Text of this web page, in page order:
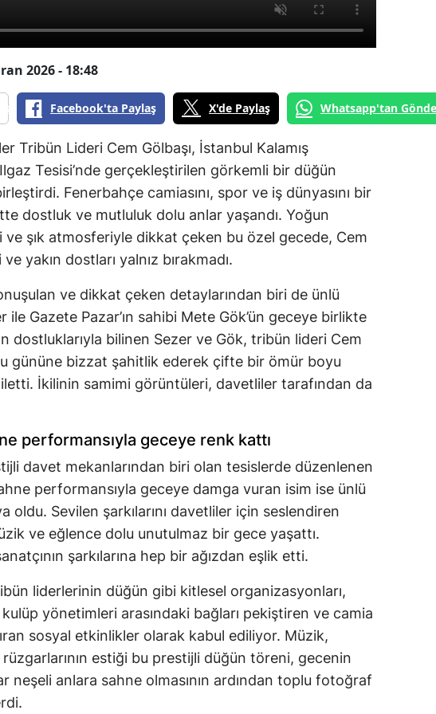
2026 - 18:48
Facebook'ta Paylaş X'de Paylaş Whatsapp'tan
Tribün Lideri Cem Gölbaşı, İstanbul Kalamış
Tesisi’nde gerçekleştirilen görkemli bir düğün
Fenerbahçe camiasını, spor ve iş dünyasını bir
dostluk ve mutluluk dolu anlar yaşandı. Yoğun
ve şık atmosferiyle dikkat çeken bu özel gecede, Cem
yakın dostları yalnız bırakmadı.
ve dikkat çeken detaylarından biri de ünlü
ile Gazete Pazar’ın sahibi Mete Gök’ün geceye birlikte
dostluklarıyla bilinen Sezer ve Gök, tribün lideri Cem
gününe bizzat şahitlik ederek çifte bir ömür boyu
İkilinin samimi görüntüleri, davetliler tarafından da
performansıyla geceye renk kattı
davet mekanlarından biri olan tesislerde düzenlenen
performansıyla geceye damga vuran isim ise ünlü
oldu. Sevilen şarkılarını davetliler için seslendiren
ve eğlence dolu unutulmaz bir gece yaşattı.
şarkılarına hep bir ağızdan eşlik etti.
liderlerinin düğün gibi kitlesel organizasyonları,
yönetimleri arasındaki bağları pekiştiren ve camia
sosyal etkinlikler olarak kabul ediliyor. Müzik,
estiği bu prestijli düğün töreni, gecenin
neşeli anlara sahne olmasının ardından toplu fotoğraf